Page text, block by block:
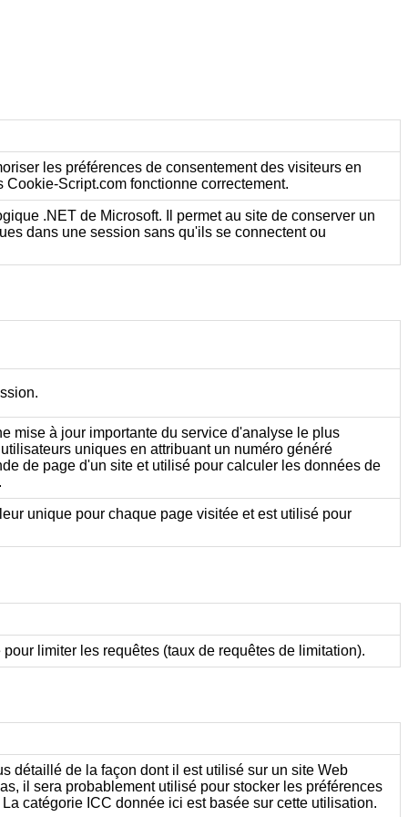
les préférences de consentement des visiteurs en
Script.com fonctionne correctement.
.NET de Microsoft. Il permet au site de conserver un
dans une session sans qu'ils se connectent ou
mise à jour importante du service d'analyse le plus
uniques en attribuant un numéro généré
de page d'un site et utilisé pour calculer les données de
unique pour chaque page visitée et est utilisé pour
limiter les requêtes (taux de requêtes de limitation).
détaillé de la façon dont il est utilisé sur un site Web
il sera probablement utilisé pour stocker les préférences
catégorie ICC donnée ici est basée sur cette utilisation.